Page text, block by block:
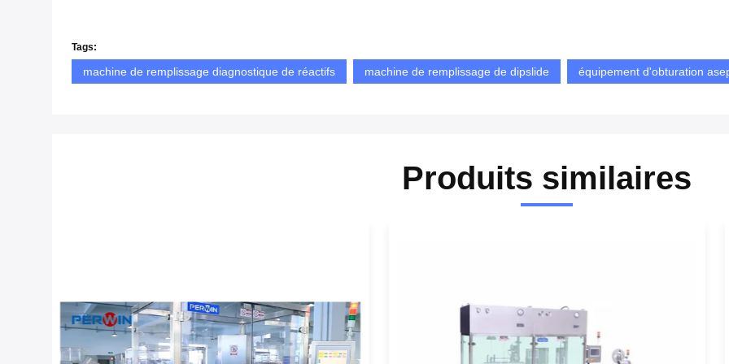
Tags:
machine de remplissage diagnostique de réactifs machine de remplissage de dipslide équipement d'obturation
Produits similaires